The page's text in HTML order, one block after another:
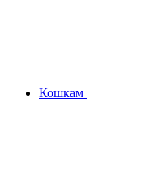
Кошкам